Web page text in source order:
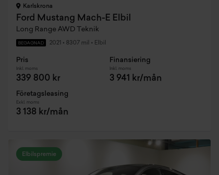
Karlskrona
Ford Mustang Mach-E Elbil
Long Range AWD Teknik
BEGAGNAD 2021 • 8307 mil • Elbil
Pris
Inkl. moms
339 800 kr
Finansiering
Inkl. moms
3 941 kr/mån
Företagsleasing
Exkl. moms
3 138 kr/mån
Elbilspremie